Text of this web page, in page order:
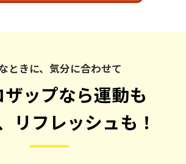
ときに、気分に合わせて
ザップなら運動も
リフレッシュも！